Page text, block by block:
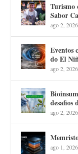
Turismo
Sabor
ago 2, 2026
Eventos
do El
ago 2, 2026
desafios
ago 2, 2026
ago 1, 2026